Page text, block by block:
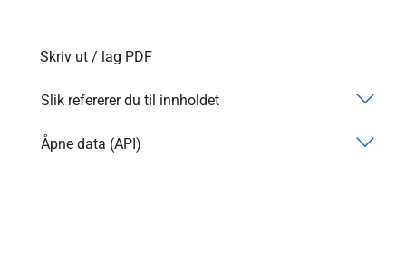
Skriv ut / lag PDF
Slik refererer du til innholdet
Åpne data (API)